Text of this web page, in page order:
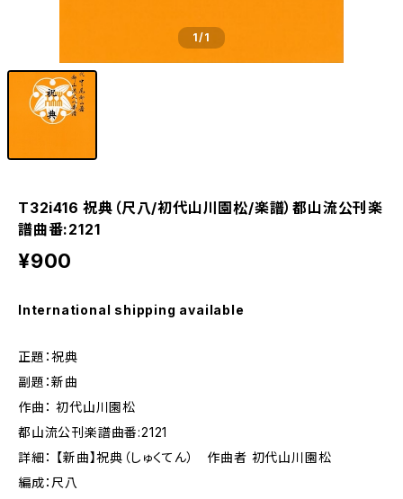
1/1
T32i416 祝典（尺八/初代山川園松/楽譜）都山流公刊楽
譜曲番:2121
¥900
International shipping available
正題：祝典
副題：新曲
作曲： 初代山川園松
都山流公刊楽譜曲番:2121
詳細： 【新曲】祝典（しゅくてん） 作曲者 初代山川園松
編成：尺八